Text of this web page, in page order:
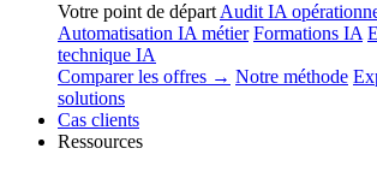
Votre point de départ Audit IA
Automatisation IA métier Formations IA
technique IA
Comparer les offres → Notre méthode
solutions
Cas clients
Ressources